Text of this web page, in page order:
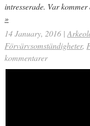
intresserade. Var
»
14 January, 2016 |
Förvärvsomständigheter,
kommentarer